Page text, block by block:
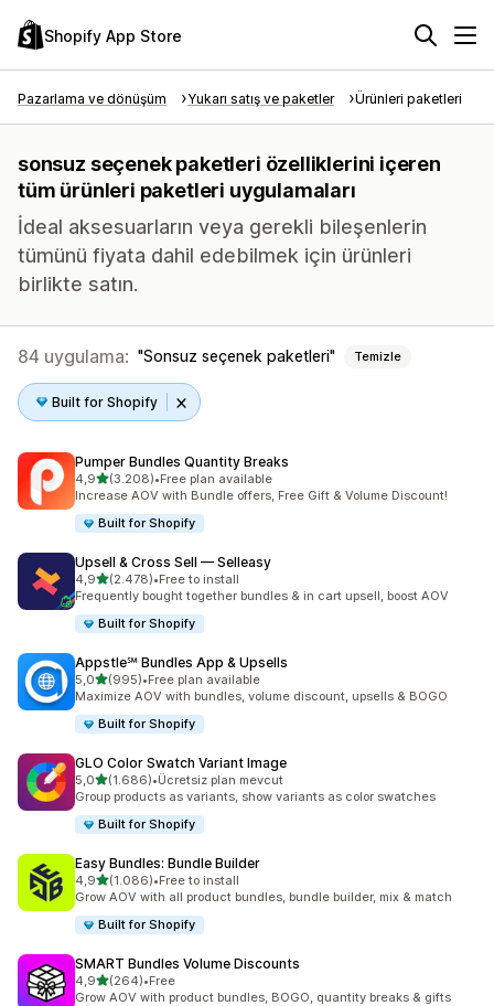
Shopify App Store
Pazarlama ve dönüşüm Yukarı satış ve paketler Ürünleri paketleri
sonsuz seçenek paketleri özelliklerini içeren
tüm ürünleri paketleri uygulamaları
İdeal aksesuarların veya gerekli bileşenlerin
tümünü fiyata dahil edebilmek için ürünleri
birlikte satın.
84 uygulama: Sonsuz seçenek paketleri Temizle
Built for Shopify
Pumper Bundles Quantity Breaks
4,95 yıldız üzerinden
(3.208)
toplam 3208 değerlendirme
•Free plan available
Increase AOV with Bundle offers, Free Gift & Volume Discount!
Built for Shopify
Upsell & Cross Sell — Selleasy
4,95 yıldız üzerinden
(2.478)
toplam 2478 değerlendirme
•Free to install
Frequently bought together bundles & in cart upsell, boost AOV
Built for Shopify
Appstle℠ Bundles App & Upsells
5,05 yıldız üzerinden
(995)
toplam 995 değerlendirme
•Free plan available
Maximize AOV with bundles, volume discount, upsells & BOGO
Built for Shopify
GLO Color Swatch Variant Image
5,05 yıldız üzerinden
(1.686)
toplam 1686 değerlendirme
•Ücretsiz plan mevcut
Group products as variants, show variants as color swatches
Built for Shopify
Easy Bundles: Bundle Builder
4,95 yıldız üzerinden
(1.086)
toplam 1086 değerlendirme
•Free to install
Grow AOV with all product bundles, bundle builder, mix & match
Built for Shopify
SMART Bundles Volume Discounts
4,95 yıldız üzerinden
(264)
toplam 264 değerlendirme
•Free
Grow AOV with product bundles, BOGO, quantity breaks & gifts